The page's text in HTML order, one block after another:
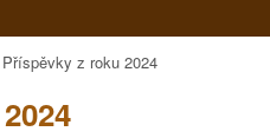
Příspěvky z roku 2024